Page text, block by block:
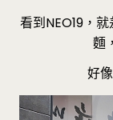
看到NEO19，
麵
好